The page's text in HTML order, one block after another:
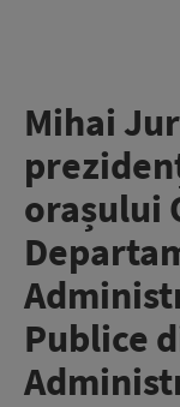
Mihai
orașului
Publice